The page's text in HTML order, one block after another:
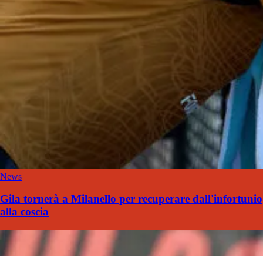
News
Gila tornerà a Milanello per recuperare dall'infortunio
alla coscia